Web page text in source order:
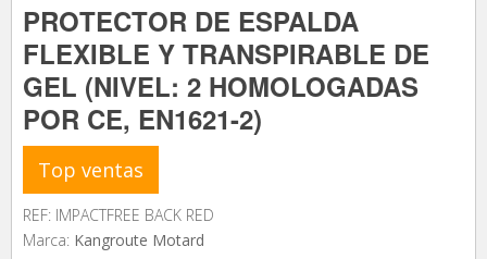
PROTECTOR DE ESPALDA
FLEXIBLE Y TRANSPIRABLE DE
GEL (NIVEL: 2 HOMOLOGADAS
POR CE, EN1621-2)
Top ventas
REF: IMPACTFREE BACK RED
Marca: Kangroute Motard